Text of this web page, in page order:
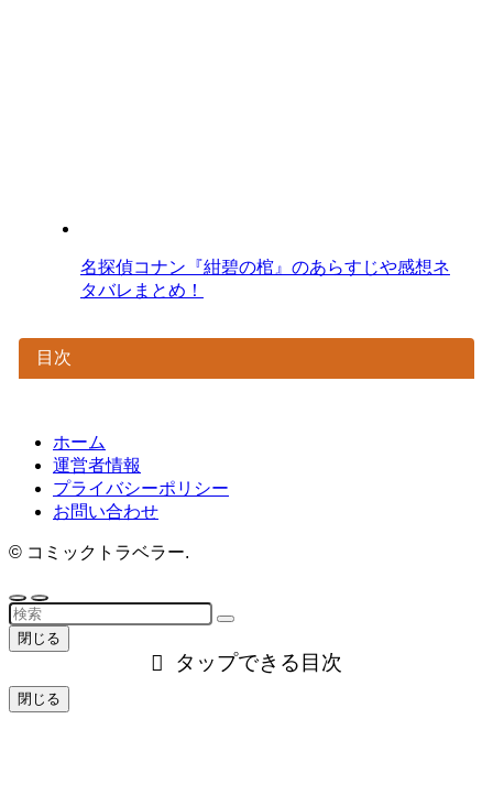
名探偵コナン『紺碧の棺』のあらすじや感想ネ
タバレまとめ！
目次
ホーム
運営者情報
プライバシーポリシー
お問い合わせ
© コミックトラベラー.
閉じる
タップできる目次
閉じる